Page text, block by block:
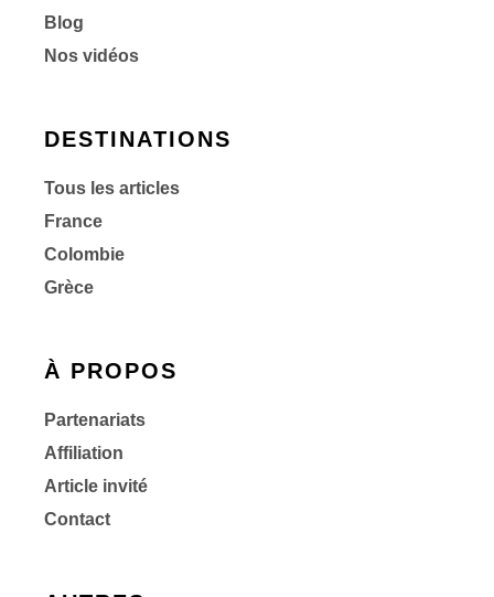
Blog
Nos vidéos
DESTINATIONS
Tous les articles
France
Colombie
Grèce
À PROPOS
Partenariats
Affiliation
Article invité
Contact